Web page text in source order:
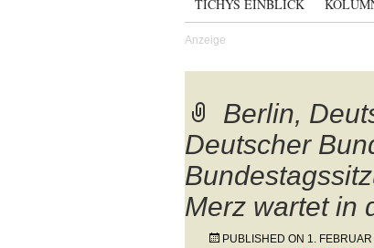
TICHYS EINBLICK
Berlin,
Deutscher
Merz wartet in
PUBLISHED ON 1.